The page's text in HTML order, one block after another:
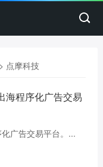
点摩科技
海程序化广告交易
广告交易平台。...